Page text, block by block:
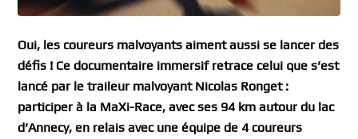
Oui, les coureurs malvoyants aiment aussi se lancer des
défis ! Ce documentaire immersif retrace celui que s’est
lancé par le traileur malvoyant Nicolas Ronget :
participer à la MaXi-Race, avec ses 94 km autour du lac
d’Annecy, en relais avec une équipe de 4 coureurs